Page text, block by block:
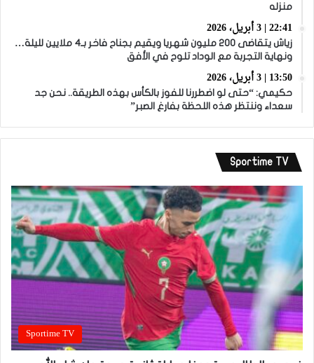
منزله
22:41 | 3 أبريل، 2026
زياش يتقاضى 200 مليون شهريا ويقيم بجناح فاخر بـ4 ملايين لليلة…
ونهاية التجربة مع الوداد تلوح في الأفق
13:50 | 3 أبريل، 2026
حكيمي: “حتى لو اضطررنا للفوز بالكأس بهذه الطريقة.. نحن جد
سعداء وننتظر هذه اللحظة بفارغ الصبر”
Sportime TV
Sportime TV